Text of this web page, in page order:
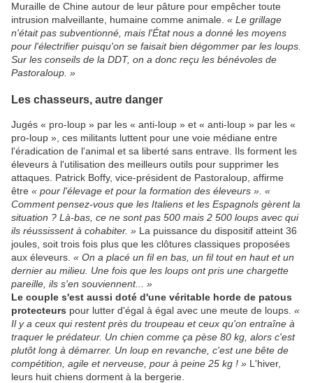
Muraille de Chine autour de leur pâture pour empêcher toute
intrusion malveillante, humaine comme animale. « Le grillage
n'était pas subventionné, mais l'État nous a donné les moyens
pour l'électrifier puisqu'on se faisait bien dégommer par les loups.
Sur les conseils de la DDT, on a donc reçu les bénévoles de
Pastoraloup. »
Les chasseurs, autre danger
Jugés « pro-loup » par les « anti-loup » et « anti-loup » par les «
pro-loup », ces militants luttent pour une voie médiane entre
l'éradication de l'animal et sa liberté sans entrave. Ils forment les
éleveurs à l'utilisation des meilleurs outils pour supprimer les
attaques. Patrick Boffy, vice-président de Pastoraloup, affirme
être « pour l'élevage et pour la formation des éleveurs ». «
Comment pensez-vous que les Italiens et les Espagnols gèrent la
situation ? Là-bas, ce ne sont pas 500 mais 2 500 loups avec qui
ils réussissent à cohabiter. » La puissance du dispositif atteint 36
joules, soit trois fois plus que les clôtures classiques proposées
aux éleveurs. « On a placé un fil en bas, un fil tout en haut et un
dernier au milieu. Une fois que les loups ont pris une chargette
pareille, ils s'en souviennent... »
Le couple s'est aussi doté d'une véritable horde de patous
protecteurs pour lutter d'égal à égal avec une meute de loups. «
Il y a ceux qui restent près du troupeau et ceux qu'on entraîne à
traquer le prédateur. Un chien comme ça pèse 80 kg, alors c'est
plutôt long à démarrer. Un loup en revanche, c'est une bête de
compétition, agile et nerveuse, pour à peine 25 kg ! » L'hiver,
leurs huit chiens dorment à la bergerie.